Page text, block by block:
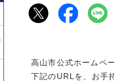
高山市公式ホームペ
下記のURLを、お手